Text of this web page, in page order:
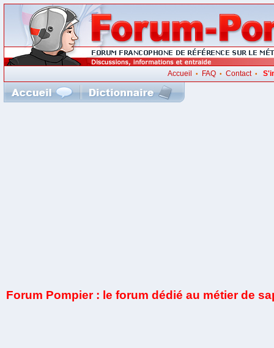
Accueil • FAQ• Contact•
Forum Pompier : le forum dédié au métier de